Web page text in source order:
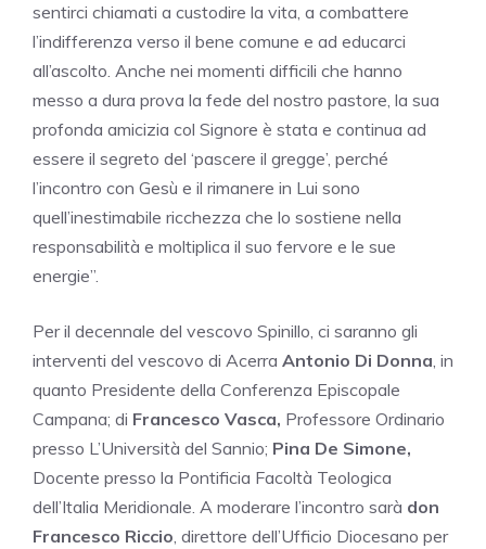
sentirci chiamati a custodire la vita, a combattere
l’indifferenza verso il bene comune e ad educarci
all’ascolto. Anche nei momenti difficili che hanno
messo a dura prova la fede del nostro pastore, la sua
profonda amicizia col Signore è stata e continua ad
essere il segreto del ‘pascere il gregge’, perché
l’incontro con Gesù e il rimanere in Lui sono
quell’inestimabile ricchezza che lo sostiene nella
responsabilità e moltiplica il suo fervore e le sue
energie”.
Per il decennale del vescovo Spinillo, ci saranno gli
interventi del vescovo di Acerra Antonio Di Donna, in
quanto Presidente della Conferenza Episcopale
Campana; di Francesco Vasca, Professore Ordinario
presso L’Università del Sannio; Pina De Simone,
Docente presso la Pontificia Facoltà Teologica
dell’Italia Meridionale. A moderare l’incontro sarà don
Francesco Riccio, direttore dell’Ufficio Diocesano per